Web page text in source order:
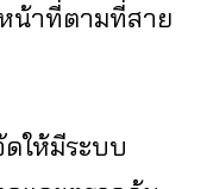
น้าที่ตามที่สาย
ให้มีระบบ